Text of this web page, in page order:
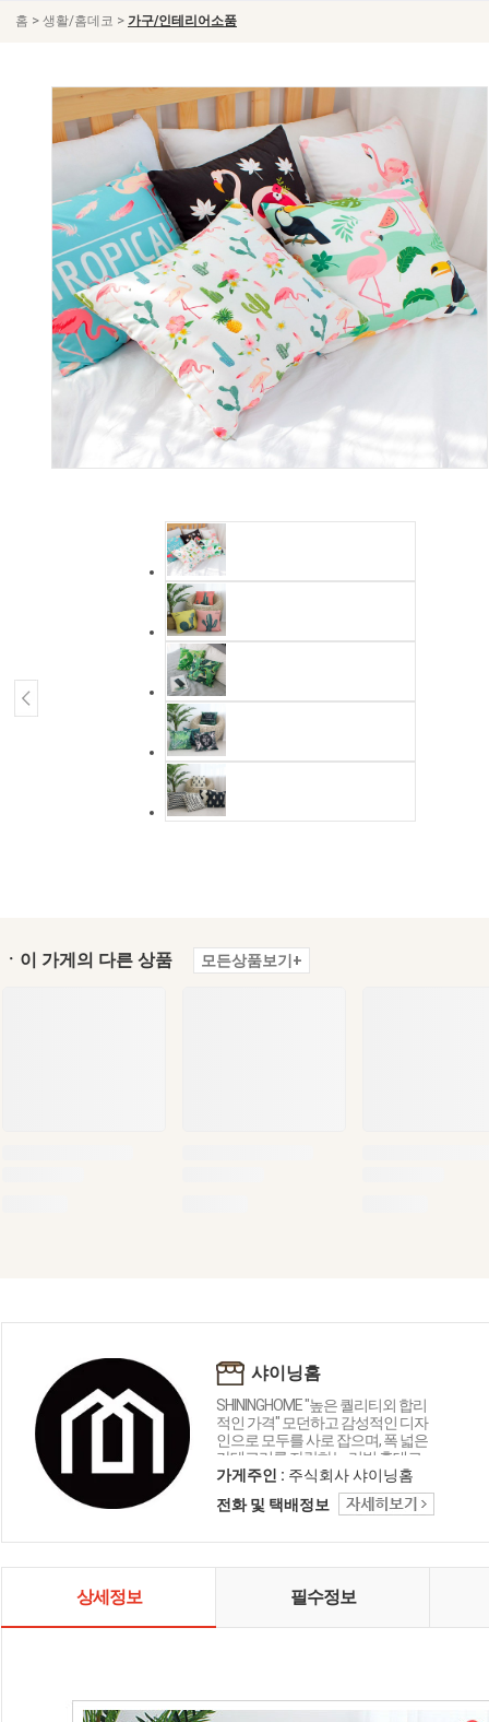
홈 > 생활/홈데코 > 가구/인테리어소품
ㆍ이 가게의 다른 상품 모든상품보기+
샤이닝홈
SHININGHOME "높은 퀄리티외 합리
적인 가격" 모던하고 감성적인 디자
인으로 모두를 사로 잡으며, 폭 넓은
카테고리를 자랑하는 리빙 홈데코
인테리어 샤이닝홈입니다.
가게주인 : 주식회사 샤이닝홈
전화 및 택배정보
상세정보 필수정보